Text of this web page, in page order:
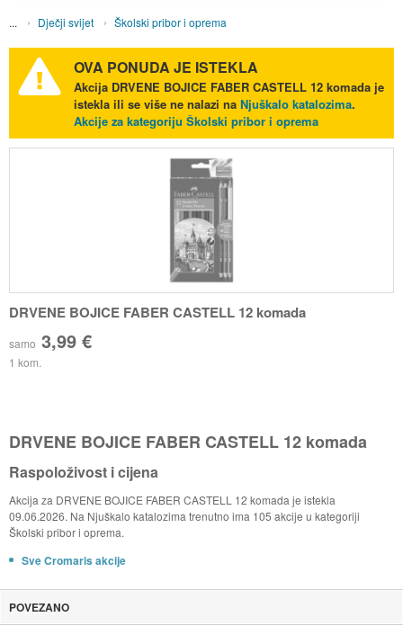
Dječji svijet Školski pribor i oprema
OVA PONUDA JE ISTEKLA
Akcija DRVENE BOJICE FABER CASTELL 12 komadaje
istekla ili se više ne nalazi na Njuškalo katalozima.
Akcije za kategoriju Školski pribor i oprema
DRVENE BOJICE FABER CASTELL 12 komada
samo 3,99 €
1 kom.
DRVENE BOJICE FABER CASTELL 12 komada
Raspoloživost i cijena
Akcija za DRVENE BOJICE FABER CASTELL 12 komada je istekla
09.06.2026. Na Njuškalo katalozima trenutno ima 105 akcije u kategoriji
Školski pribor i oprema.
Sve Cromaris akcije
POVEZANO